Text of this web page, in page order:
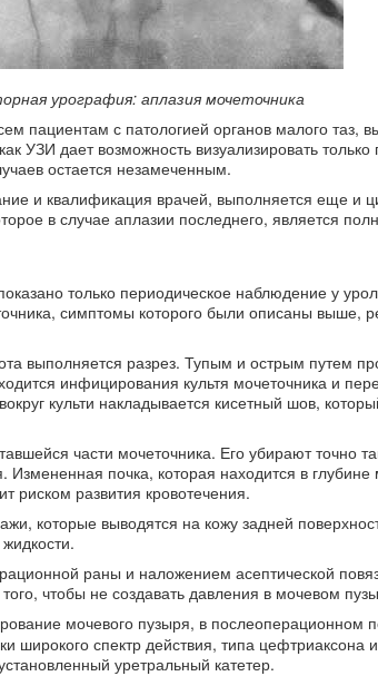
урография: аплазия мочеточника
пациентам с патологией органов малого
УЗИ дает возможность визуализировать
остается незамеченным.
и квалификация врачей, выполняется еще и
в случае аплазии последнего, является
только периодическое наблюдение у
симптомы которого были описаны выше,
выполняется разрез. Тупым и острым путем
инфицирования культя мочеточника и
культи накладывается кисетный шов,
части мочеточника. Его убирают точно
Измененная почка, которая находится в
риском развития кровотечения.
которые выводятся на кожу задней
раны и наложением асептической
чтобы не создавать давления в мочевом
мочевого пузыря, в послеоперационном
широкого спектр действия, типа цефтриаксона
уретральный катетер.